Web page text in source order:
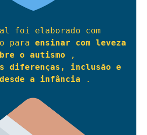
foi elaborado com
para ensinar com leveza
o autismo ,
diferenças, inclusão e
a infância .